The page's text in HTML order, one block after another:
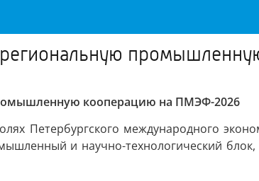
кооперацию на ПМЭФ-2026
Петербургского международного
и научно-технологический